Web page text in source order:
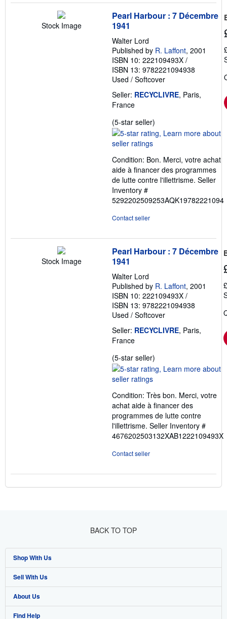
Stock Image
Pearl Harbour : 7 Décembre
1941
Walter Lord
Published by R. Laffont, 2001
ISBN 10: 222109493X /
ISBN 13: 9782221094938
Used / Softcover
Seller: RECYCLIVRE, Paris,
France
(5-star seller)
rating
of
5
stars
Condition: Bon. Merci, votre achat
aide à financer des programmes
de lutte contre l'illettrisme. Seller
Inventory #
5292202509253AQK19782221094
Contact seller
Stock Image
Pearl Harbour : 7 Décembre
1941
Walter Lord
Published by R. Laffont, 2001
ISBN 10: 222109493X /
ISBN 13: 9782221094938
Used / Softcover
Seller: RECYCLIVRE, Paris,
France
(5-star seller)
rating
of
5
stars
Condition: Très bon. Merci, votre
achat aide à financer des
programmes de lutte contre
l'illettrisme. Seller Inventory #
4676202503132XAB1222109493X
Contact seller
BACK TO TOP
Shop With Us
Advanced Search
Browse Collections
My Account
Sell With Us
Start Selling
Join Our Affiliate Programme
About Us
About AbeBooks
Find Help